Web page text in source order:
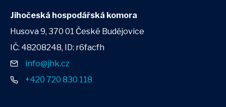
Jihočeská hospodářská komora
Husova 9, 370 01 České Budějovice
IČ: 48208248, ID: r6facfh
info@jhk.cz
+420 720 830 118